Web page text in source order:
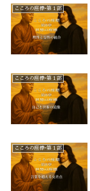
こころの座標ｰ第１部
こころの座標ｰ第１部
こころの座標ｰ第１部